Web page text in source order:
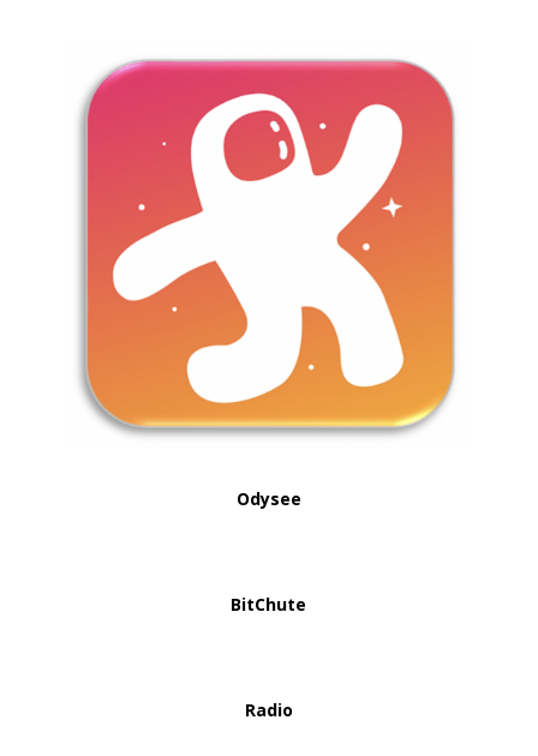
Odysee
BitChute
Radio